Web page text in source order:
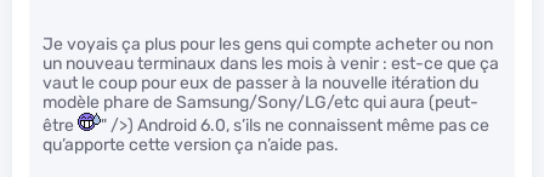
Je voyais ça plus pour les gens qui compte acheter ou non
un nouveau terminaux dans les mois à venir : est-ce que ça
vaut le coup pour eux de passer à la nouvelle itération du
modèle phare de Samsung/Sony/LG/etc qui aura (peut-
être
" />) Android 6.0, s’ils ne connaissent même pas ce
qu’apporte cette version ça n’aide pas.